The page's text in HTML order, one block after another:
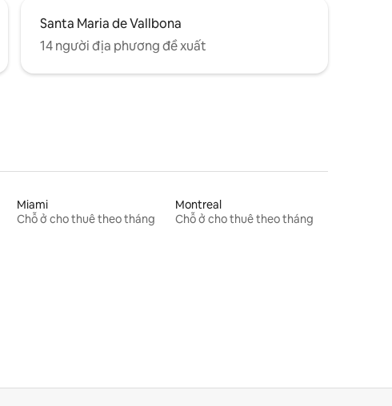
Santa Maria de Vallbona
14 người địa phương đề xuất
Miami
Chỗ ở cho thuê theo tháng
Montreal
Chỗ ở cho thuê theo tháng